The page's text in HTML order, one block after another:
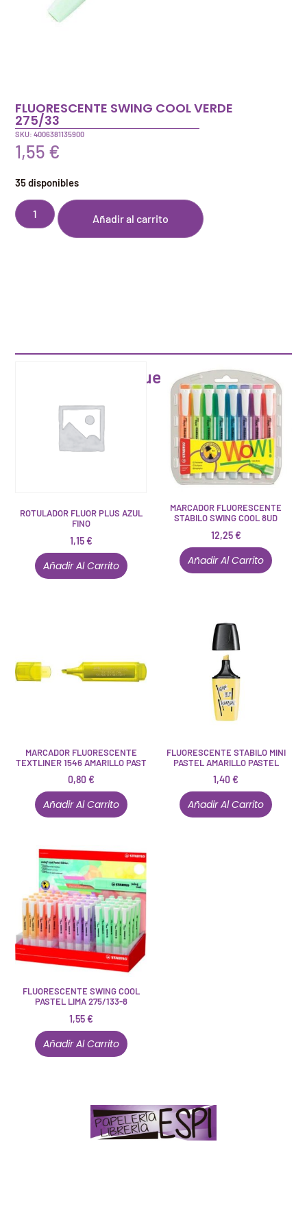
FLUORESCENTE SWING COOL VERDE
275/33
SKU: 4006381135900
1,55 €
35 disponibles
Añadir al carrito
Artículos que pueden interesarte
ROTULADOR FLUOR PLUS AZUL
FINO
1,15€
Añadir Al Carrito
MARCADOR FLUORESCENTE
STABILO SWING COOL 8UD
12,25€
Añadir Al Carrito
MARCADOR FLUORESCENTE
TEXTLINER 1546 AMARILLO PAST
0,80€
Añadir Al Carrito
FLUORESCENTE STABILO MINI
PASTEL AMARILLO PASTEL
1,40€
Añadir Al Carrito
FLUORESCENTE SWING COOL
PASTEL LIMA 275/133-8
1,55€
Añadir Al Carrito